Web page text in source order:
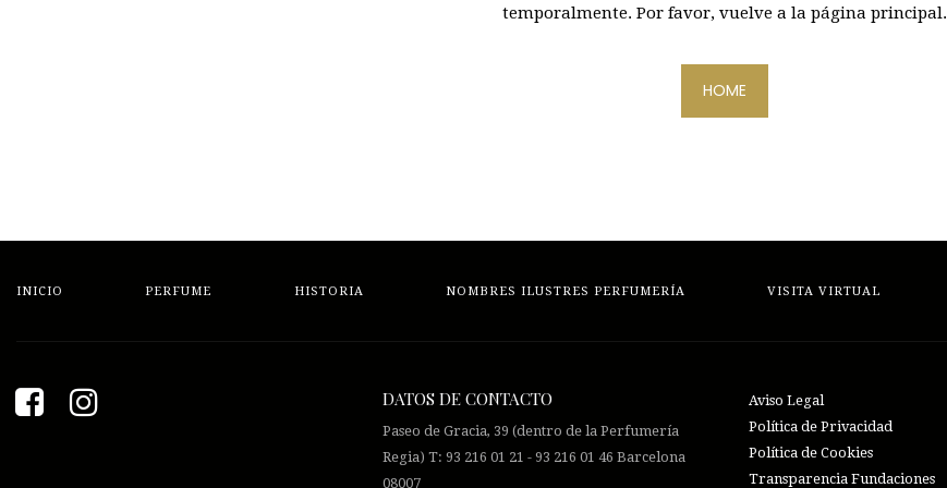
temporalmente. Por favor, vuelve a la página principal.
HOME
INICIO PERFUME HISTORIA NOMBRES ILUSTRES PERFUMERÍA VISITA VIRTUAL
DATOS DE CONTACTO
Paseo de Gracia, 39 (dentro de la Perfumería
Regia) T: 93 216 01 21 - 93 216 01 46 Barcelona
08007
Aviso Legal
Política de Privacidad
Política de Cookies
Transparencia Fundaciones